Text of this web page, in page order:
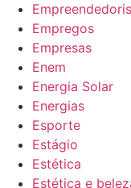
Empregos
Empresas
Enem
Energia Solar
Energias
Esporte
Estágio
Estética
Estética e